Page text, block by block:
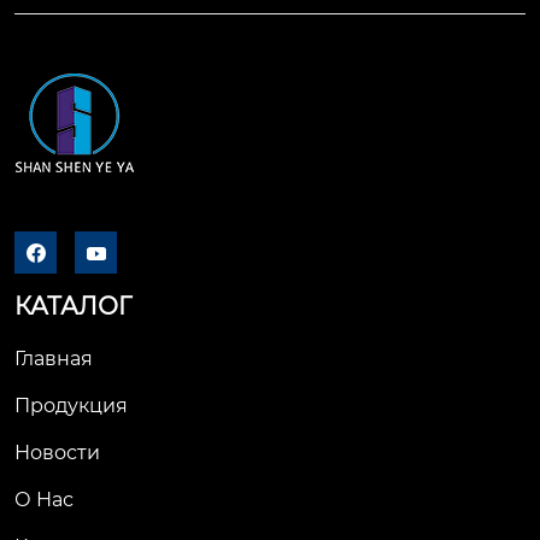
и поддержки, обесп
ечивая стабильност
ь конструкции. кром
т точно регулироват
ь положение пресс-
формы, гарантируя
е высоты, положени
вертикали. это обес
жатие между пресс-
 
КАТАЛОГ
Главная
Продукция
Новости
О Нас